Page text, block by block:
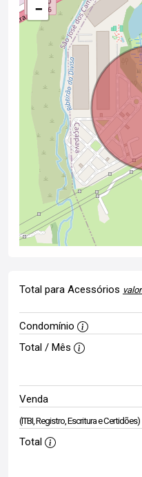
−
Total para Acessórios
Condomínio
Total / Mês
Venda
(ITBI, Registro, Escritura e Certidões)
Total